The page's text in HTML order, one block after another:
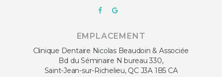
EMPLACEMENT
Clinique Dentaire Nicolas Beaudoin & Associée
Bd du Séminaire N bureau 330
Saint-Jean-sur-Richelieu QC J3A 1B5 CA